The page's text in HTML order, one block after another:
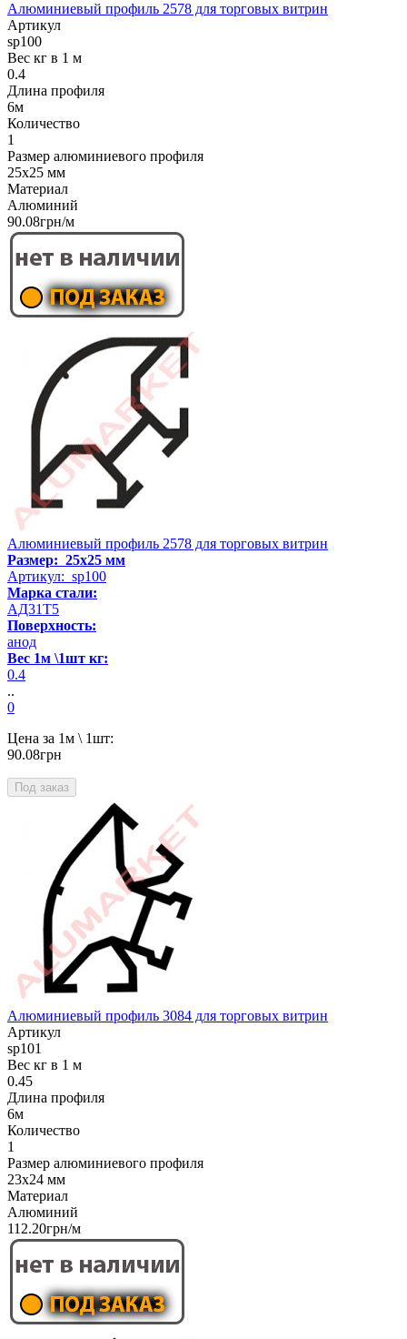
Алюминиевый профиль 2578 для торговых витрин
Артикул
sp100
Вес кг в 1 м
0.4
Длина профиля
6м
Количество
1
Размер алюминиевого профиля
25x25 мм
Материал
Алюминий
90.08грн/м
Алюминиевый профиль 2578 для торговых витрин
Размер: 25x25 мм
Артикул: sp100
Марка стали:
АД31Т5
Поверхность:
анод
Вес 1м \1шт кг:
0.4
..
0
Цена за 1м \ 1шт:
90.08грн
Под заказ
Алюминиевый профиль 3084 для торговых витрин
Артикул
sp101
Вес кг в 1 м
0.45
Длина профиля
6м
Количество
1
Размер алюминиевого профиля
23x24 мм
Материал
Алюминий
112.20грн/м